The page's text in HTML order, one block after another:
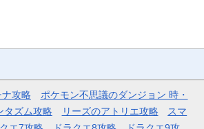
攻略
ポケモン不思議のダンジョン 時・
タズム攻略 リーズのアトリエ攻略
スマ